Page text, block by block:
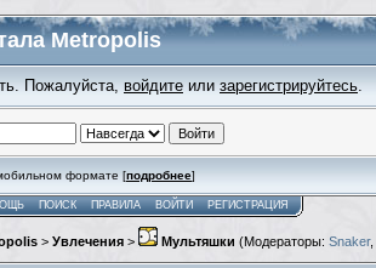
Metropolis
Пожалуйста, войдите или зарегистрируйтесь.
формате [подробнее]
ПОИСК ПРАВИЛА ВОЙТИ РЕГИСТРАЦИЯ
> Увлечения > Мультяшки (Модераторы: Snaker,